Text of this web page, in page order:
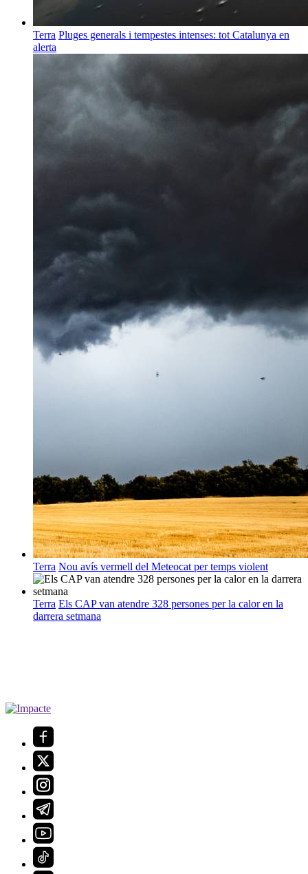
Terra Pluges generals i tempestes intenses: tot Catalunya en
alerta
Terra Nou avís vermell del Meteocat per temps violent
Terra Els CAP van atendre 328 persones per la calor en la
darrera setmana